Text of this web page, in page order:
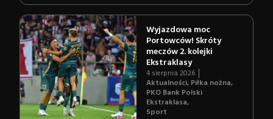
Wyjazdowa moc
Portowców! Skróty
meczów 2. kolejki
Ekstraklasy
4 sierpnia 2026
Aktualności, Piłka nożna,
PKO Bank Polski
Ekstraklasa,
Sport